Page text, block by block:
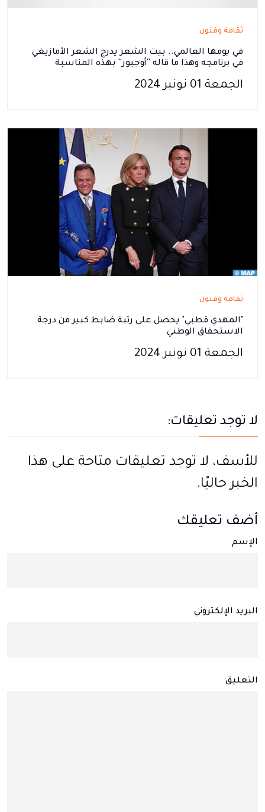
ثقافة وفنون
في يومها العالمي.. بيت الشعر يدرج الشعر الأمازيغي
في برنامجه وهذا ما قاله ''أوجبور'' بهذه المناسبة
الجمعة 01 نونبر 2024
ثقافة وفنون
"المهدي قطبي" يحصل على رتبة ضابط كبير من درجة
الاستحقاق الوطني
الجمعة 01 نونبر 2024
لا توجد تعليقات:
للأسف، لا توجد تعليقات متاحة على هذا
الخبر حاليًا.
أضف تعليقك
الإسم
البريد الإلكتروني
التعليق